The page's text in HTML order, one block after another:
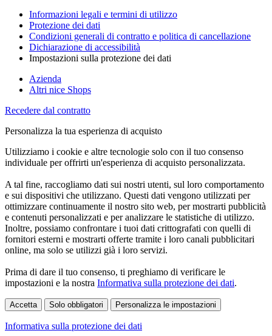
Informazioni legali e termini di utilizzo
Protezione dei dati
Condizioni generali di contratto e politica di cancellazione
Dichiarazione di accessibilità
Impostazioni sulla protezione dei dati
Azienda
Altri nice Shops
Recedere dal contratto
Personalizza la tua esperienza di acquisto
Utilizziamo i cookie e altre tecnologie solo con il tuo consenso
individuale per offrirti un'esperienza di acquisto personalizzata.
A tal fine, raccogliamo dati sui nostri utenti, sul loro comportamento
e sui dispositivi che utilizzano. Questi dati vengono utilizzati per
ottimizzare continuamente il nostro sito web, per mostrarti pubblicità
e contenuti personalizzati e per analizzare le statistiche di utilizzo.
Inoltre, possiamo confrontare i tuoi dati crittografati con quelli di
fornitori esterni e mostrarti offerte tramite i loro canali pubblicitari
online, ma solo se utilizzi già i loro servizi.
Prima di dare il tuo consenso, ti preghiamo di verificare le
impostazioni e la nostra Informativa sulla protezione dei dati.
Accetta Solo obbligatori Personalizza le impostazioni
Informativa sulla protezione dei dati